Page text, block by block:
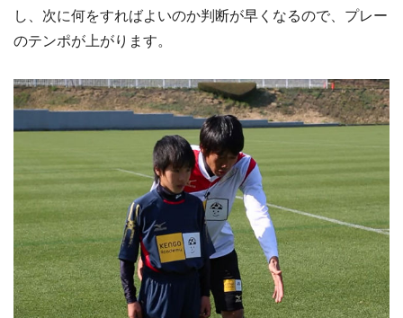
し、次に何をすればよいのか判断が早くなるので、プレー
のテンポが上がります。